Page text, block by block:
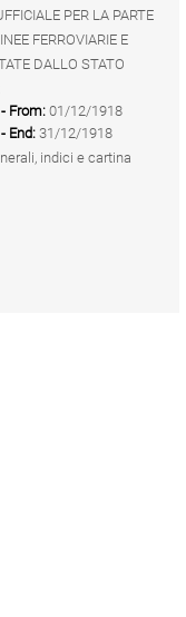
PER LA PARTE
FERROVIARIE E
DALLO STATO
From:01/12/1918
End:31/12/1918
indici e cartina